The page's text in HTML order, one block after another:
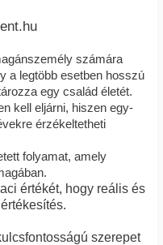
számára
a legtöbb esetben hosszú
egy család életét.
kell eljárni, hiszen egy-
érzékeltetheti
folyamat, amely
értékét, hogy reális és
szerepet